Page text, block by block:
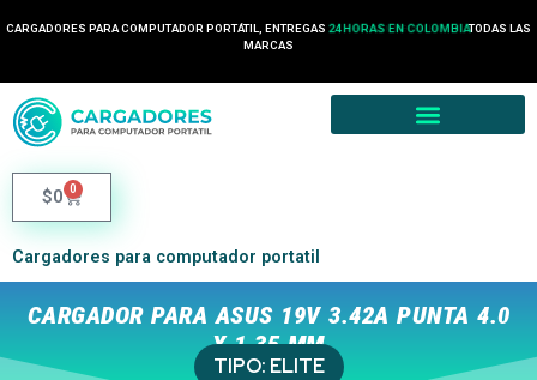
CARGADORES PARA COMPUTADOR PORTÁTIL, ENTREGAS 24 HORAS EN COLOMBIATODAS LAS
MARCAS
$0 0
Cargadores para computador portatil
CARGADOR PARA ASUS 19V 3.42A PUNTA 4.0
X 1.35 MM
TIPO: ELITE